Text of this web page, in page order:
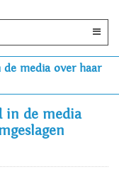
de media over haar
in de media